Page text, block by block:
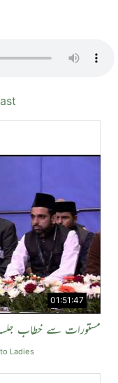
01:51:47
مستورات سے خطاب جلسہ
Ladies